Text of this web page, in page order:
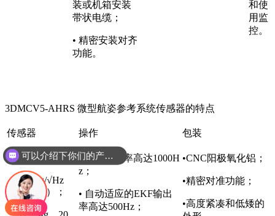
装或机箱安装
带状电缆；
• 精密安装对齐
功能。
和使
用监
控。
3DMCV5-AHRS 微型航姿参考系统传感器的特点
传感器 操作 包装
• 高性能加速器
100 µg/√Hz
（8g标准）；
• IMU采样率高达1000H
z；
• 自动适应的EKF输出
率高达500Hz；
•CNC阳极氧化铝；
•精密对准功能；
•高度紧凑和低矮的
可以介绍下你们的产品么